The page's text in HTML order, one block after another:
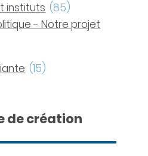
instituts (85)
- Notre projet
(15)
de création